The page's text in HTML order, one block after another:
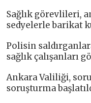
Sağlık görevlileri,
sedyelerle barikat
Polisin
sağlık çalışanları
Ankara Valiliği,
soruşturma